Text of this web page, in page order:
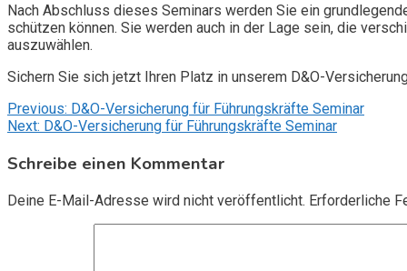
Nach Abschluss dieses Seminars werden Sie ein
schützen können. Sie werden auch in der Lage sein, die
auszuwählen.
Sichern Sie sich jetzt Ihren Platz in unserem D&O-
Beitragsnavigation
Previous: D&O-Versicherung für Führungskräfte Seminar
Next: D&O-Versicherung für Führungskräfte Seminar
Schreibe einen Kommentar
Deine E-Mail-Adresse wird nicht veröffentlicht. Erforderliche